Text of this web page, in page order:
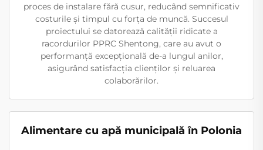
proces de instalare fără cusur, reducând semnificativ
costurile și timpul cu forța de muncă. Succesul
proiectului se datorează calității ridicate a
racordurilor PPRC Shentong, care au avut o
performanță excepțională de-a lungul anilor,
asigurând satisfacția clienților și reluarea
colaborărilor.
Alimentare cu apă municipală în Polonia